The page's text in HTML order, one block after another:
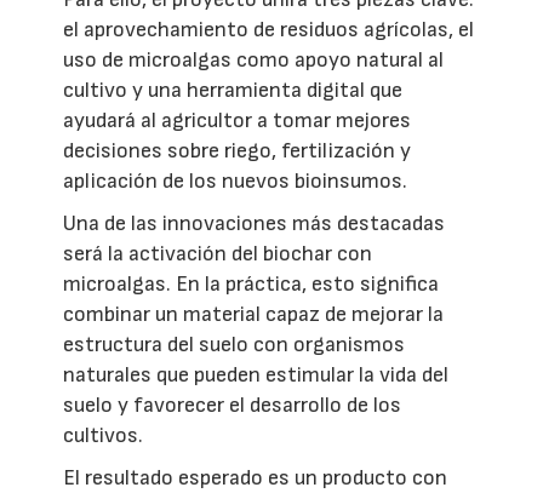
el aprovechamiento de residuos agrícolas, el
uso de microalgas como apoyo natural al
cultivo y una herramienta digital que
ayudará al agricultor a tomar mejores
decisiones sobre riego, fertilización y
aplicación de los nuevos bioinsumos.
Una de las innovaciones más destacadas
será la activación del biochar con
microalgas. En la práctica, esto significa
combinar un material capaz de mejorar la
estructura del suelo con organismos
naturales que pueden estimular la vida del
suelo y favorecer el desarrollo de los
cultivos.
El resultado esperado es un producto con